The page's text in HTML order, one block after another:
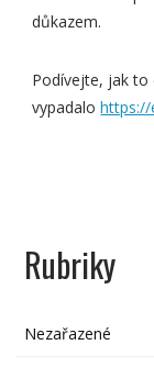
důkazem.
Podívejte, jak to
vypadalohttps://
Rubriky
Nezařazené